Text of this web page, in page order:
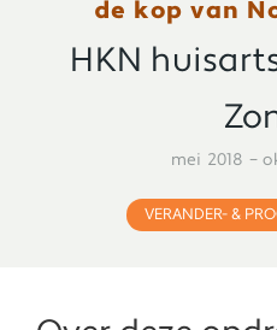
de kop van
HKN
mei 2018 –
VERANDER- &